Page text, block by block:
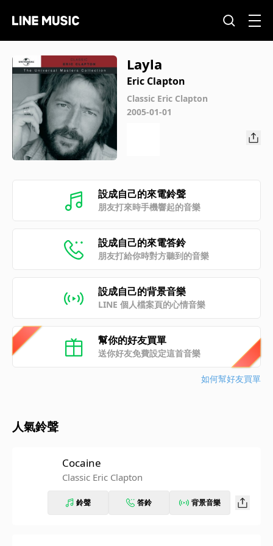
Layla
Eric Clapton
Classic Eric Clapton
2005-01-01
設成自己的來電鈴聲
朋友打來時手機響起的音樂
設成自己的來電答鈴
朋友打給你時對方聽到的音樂
設成自己的背景音樂
LINE 個人檔案頁的心情音樂
幫你的好友買單
送你好友免費設定這首音樂
如何幫好友買單
人氣鈴聲
Cocaine
Classic Eric Clapton
鈴聲 答鈴 背景音樂